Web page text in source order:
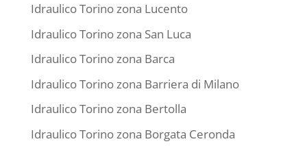
Idraulico Torino zona Lucento
Idraulico Torino zona San Luca
Idraulico Torino zona Barca
Idraulico Torino zona Barriera di Milano
Idraulico Torino zona Bertolla
Idraulico Torino zona Borgata Ceronda